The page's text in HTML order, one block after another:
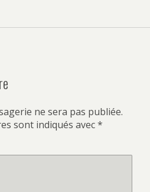
ne sera pas publiée.
sont indiqués avec*